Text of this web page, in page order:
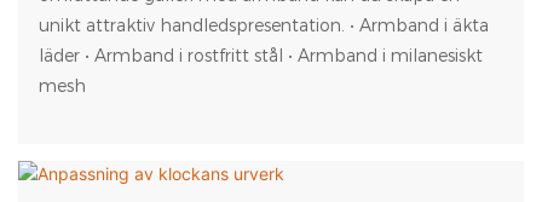
unikt attraktiv handledspresentation. • Armband i äkta
läder • Armband i rostfritt stål • Armband i milanesiskt
mesh